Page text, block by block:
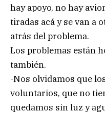
hay apoyo, no hay
tiradas acá y se van a
atrás del problema.
Los problemas están
también.
-Nos olvidamos que
voluntarios, que no
quedamos sin luz y